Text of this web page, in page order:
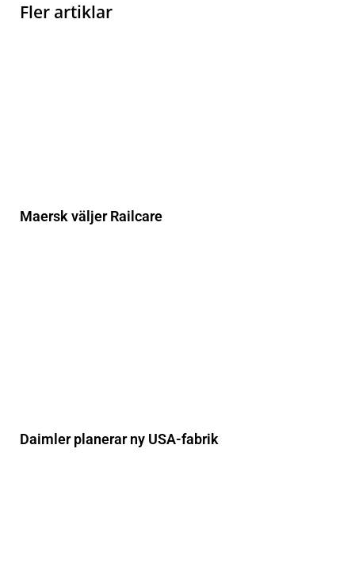
Fler artiklar
Maersk väljer Railcare
Daimler planerar ny USA-fabrik